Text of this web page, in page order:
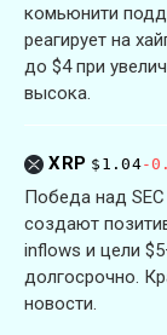
комьюнити
реагирует на
до $4 при
высока.
XRP $1.04-
Победа над SEC
создают
inflows и цели
долгосрочно.
новости.